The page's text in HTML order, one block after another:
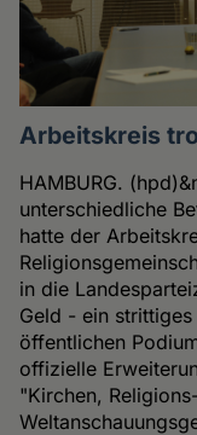
Arbeitskreis
HAMBURG.
unterschiedliche
hatte der
in die
Geld - ein
öffentlichen
offizielle
"Kirchen,